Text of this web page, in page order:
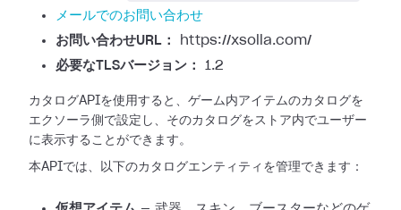
メールでのお問い合わせ
お問い合わせURL：
https://xsolla.com/
必要なTLSバージョン：
1.2
カタログAPIを使用すると、ゲーム内アイテムのカタログを
エクソーラ側で設定し、そのカタログをストア内でユーザー
に表示することができます。
本APIでは、以下のカタログエンティティを管理できます：